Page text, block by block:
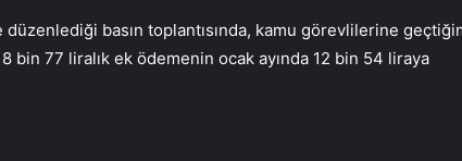
basın toplantısında, kamu görevlilerine
bin 77 liralık ek ödemenin ocak ayında 12 bin 54 liraya